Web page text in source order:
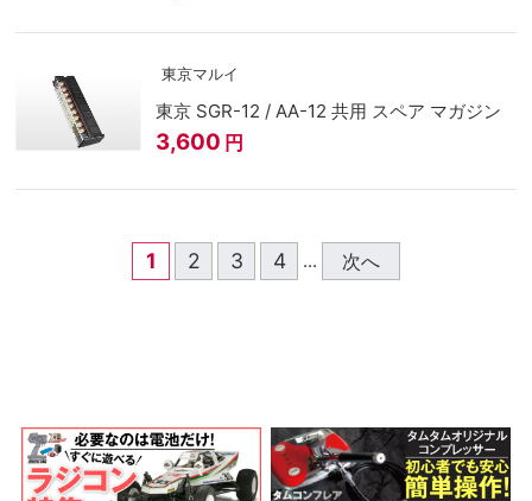
東京マルイ
東京 SGR-12 / AA-12 共用 スペア マガジン
3,600 円
1 2 3 4 ... 次へ